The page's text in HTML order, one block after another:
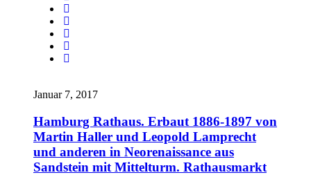
Januar 7, 2017
Hamburg Rathaus. Erbaut 1886-1897 von
Martin Haller und Leopold Lamprecht
und anderen in Neorenaissance aus
Sandstein mit Mittelturm. Rathausmarkt